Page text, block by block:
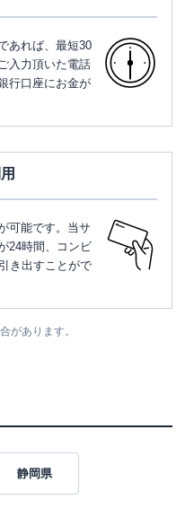
あれば、最短30
入力頂いた電話
行口座にお金が
可能です。当サ
24時間、コンビ
き出すことがで
があります。
静岡県